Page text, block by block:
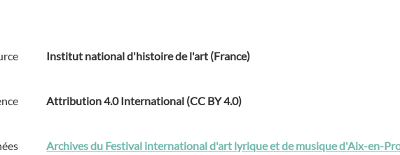
Institut national d'histoire de l'art (France)
Attribution 4.0 International (CC BY 4.0)
Archives du Festival international d'art lyrique et de musique d'Aix-en-